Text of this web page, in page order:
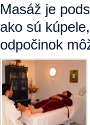
Masáž je
ako sú
odpočinok